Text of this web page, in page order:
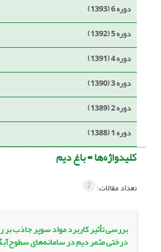
دوره 6 (1393)
دوره 5 (1392)
دوره 4 (1391)
دوره 3 (1390)
دوره 2 (1389)
دوره 1 (1388)
کلیدواژه‌ها =باغ دیم
تعداد مقالات: 2
بررسی تأثیر کاربرد مواد سوپر جاذب
درختی مثمر دیم در سامانه‌های